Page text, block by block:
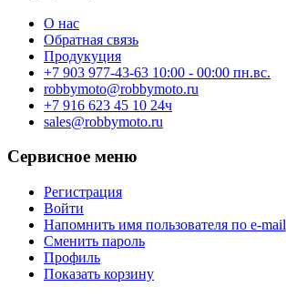
О нас
Обратная связь
Продукуция
+7 903 977-43-63 10:00 - 00:00 пн.вс.
robbymoto@robbymoto.ru
+7 916 623 45 10 24ч
sales@robbymoto.ru
Сервисное меню
Регистрация
Войти
Напомнить имя пользователя по e-mail
Сменить пароль
Профиль
Показать корзину